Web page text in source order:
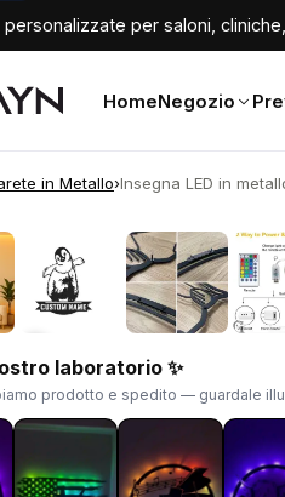
per saloni,
HomeNegozio
in Metallo›Insegna LED in
laboratorio ✨
prodotto e spedito — guardale